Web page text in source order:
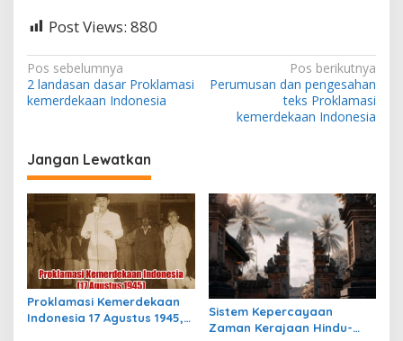
Post Views: 880
N
a
i
g
a
s
i
p
o
s
Pos sebelumnya
2 landasan dasar Proklamasi
kemerdekaan Indonesia
Pos berikutnya
Perumusan dan pengesahan
teks Proklamasi
kemerdekaan Indonesia
Jangan Lewatkan
Proklamasi Kemerdekaan
Indonesia 17 Agustus 1945,
Sistem Kepercayaan
Zaman Kerajaan Hindu-